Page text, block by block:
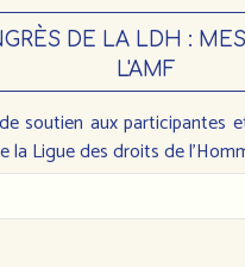
DE LA LDH :
L'AMF
soutien aux participantes
la Ligue des droits de